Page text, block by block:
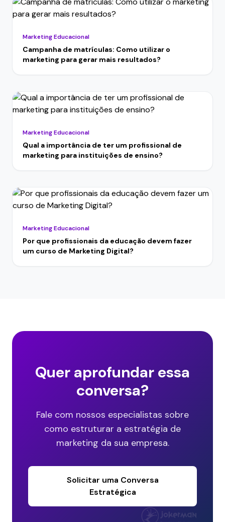
Marketing Educacional
Campanha de matrículas: Como utilizar o
marketing para gerar mais resultados?
Marketing Educacional
Qual a importância de ter um profissional de
marketing para instituições de ensino?
Marketing Educacional
Por que profissionais da educação devem fazer
um curso de Marketing Digital?
Quer aprofundar essa
conversa?
Fale com nossos especialistas sobre
como estruturar a estratégia de
marketing da sua empresa.
Solicitar uma Conversa
Estratégica